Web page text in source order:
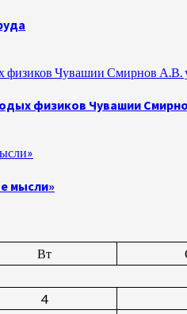
Чувашии Смирнов А.В.
физиков Чувашии
мысли»
Вт
4